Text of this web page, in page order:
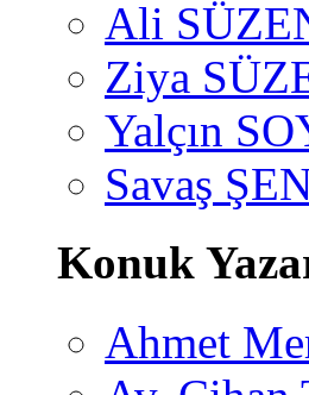
Ali
Ziya
Yalçın
Savaş
Konuk
Ahmet